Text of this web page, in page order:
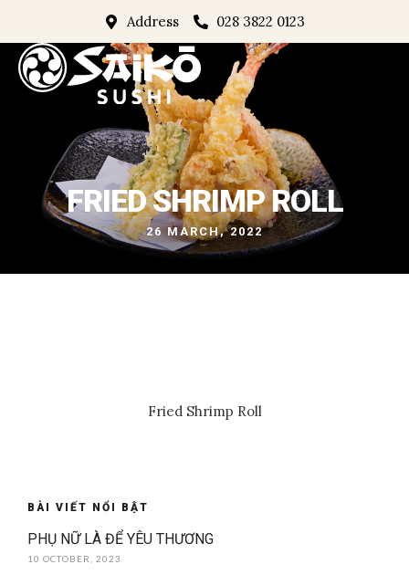
Address 028 3822 0123
FRIED SHRIMP ROLL
26 MARCH, 2022
Fried Shrimp Roll
BÀI VIẾT NỔI BẬT
PHỤ NỮ LÀ ĐỂ YÊU THƯƠNG
10 OCTOBER, 2023